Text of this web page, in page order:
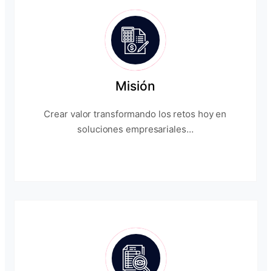
Misión
Crear valor transformando los retos hoy en
soluciones empresariales...